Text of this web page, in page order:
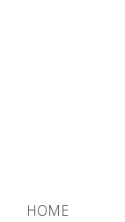
HOME